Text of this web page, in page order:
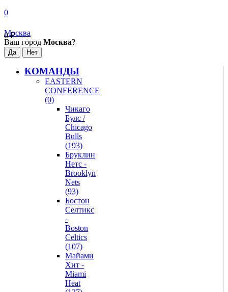
0
0₽
Москва
Ваш город Москва?
КОМАНДЫ
EASTERN
CONFERENCE
(0)
Чикаго
Булс /
Chicago
Bulls
(193)
Бруклин
Нетс -
Brooklyn
Nets
(93)
Бостон
Селтикс
-
Boston
Celtics
(107)
Майами
Хит -
Miami
Heat